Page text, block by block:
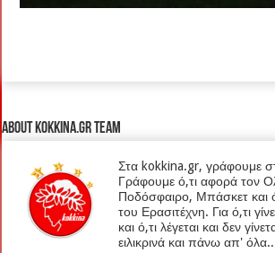
About kokkina.gr TEAM
Στα kokkina.gr, γράφουμε
Γράφουμε ό,τι αφορά τον
Ποδόσφαιρο, Μπάσκετ και
του Ερασιτέχνη. Για ό,τι
και ό,τι λέγεται και δεν
ειλικρινά και πάνω απ'